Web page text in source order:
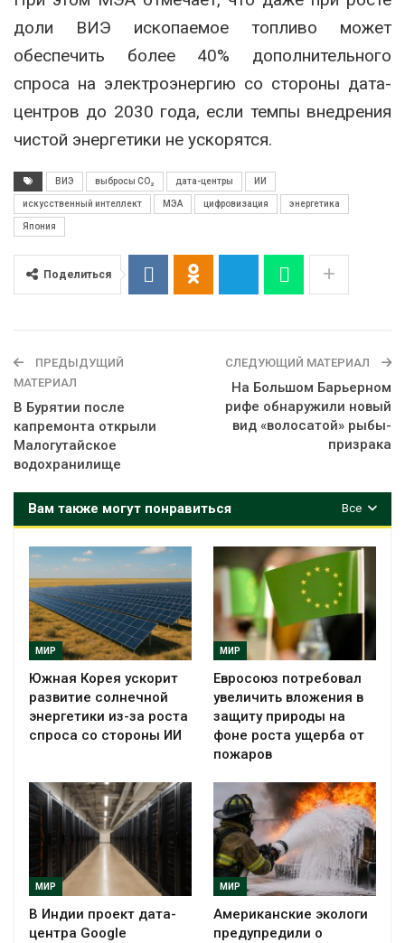
доли ВИЭ ископаемое топливо может
обеспечить более 40% дополнительного
спроса на электроэнергию со стороны дата-
центров до 2030 года, если темпы внедрения
чистой энергетики не ускорятся.
ВИЭ выбросы CO₂ дата-центры ИИ
искусственный интеллект МЭА цифровизация энергетика
Япония
Поделиться
ПРЕДЫДУЩИЙ
МАТЕРИАЛ
В Бурятии после
капремонта открыли
Малогутайское
водохранилище
СЛЕДУЮЩИЙ МАТЕРИАЛ
На Большом Барьерном
рифе обнаружили новый
вид «волосатой» рыбы-
призрака
Все
Вам также могут понравиться
МИР
Южная Корея ускорит
развитие солнечной
энергетики из-за роста
спроса со стороны ИИ
МИР
Евросоюз потребовал
увеличить вложения в
защиту природы на
фоне роста ущерба от
пожаров
МИР
В Индии проект дата-
центра Google
МИР
Американские экологи
предупредили о